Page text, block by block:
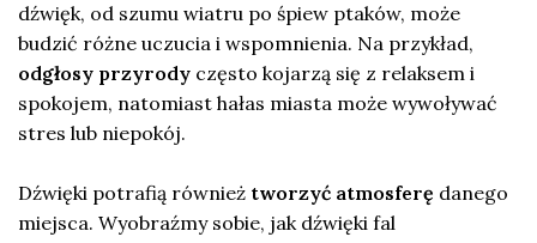
dźwięk, od szumu wiatru po śpiew ptaków, może
budzić różne uczucia i wspomnienia. Na przykład,
odgłosy przyrody często kojarzą się z relaksem i
spokojem, natomiast hałas miasta może wywoływać
stres lub niepokój.
Dźwięki potrafią również tworzyć atmosferę danego
miejsca. Wyobraźmy sobie, jak dźwięki fal